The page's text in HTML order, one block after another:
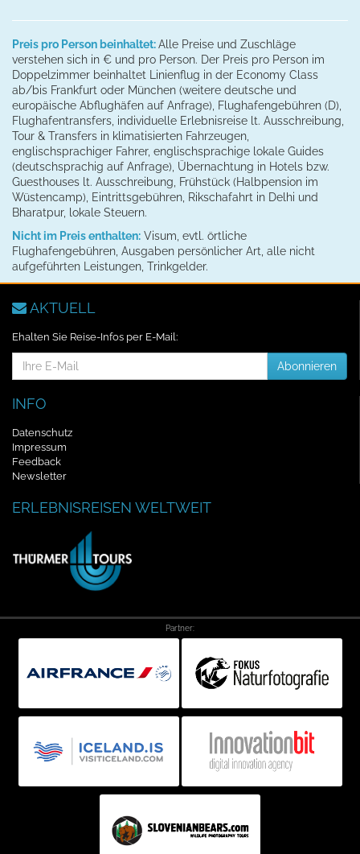
Preis pro Person beinhaltet:Alle Preise und Zuschläge
verstehen sich in € und pro Person. Der Preis pro Person im
Doppelzimmer beinhaltet Linienflug in der Economy Class
ab/bis Frankfurt oder München (weitere deutsche und
europäische Abflughäfen auf Anfrage), Flughafengebühren (D),
Flughafentransfers, individuelle Erlebnisreise lt. Ausschreibung,
Tour & Transfers in klimatisierten Fahrzeugen,
englischsprachiger Fahrer, englischsprachige lokale Guides
(deutschsprachig auf Anfrage), Übernachtung in Hotels bzw.
Guesthouses lt. Ausschreibung, Frühstück (Halbpension im
Wüstencamp), Eintrittsgebühren, Rikschafahrt in Delhi und
Bharatpur, lokale Steuern.
Nicht im Preis enthalten: Visum, evtl. örtliche
Flughafengebühren, Ausgaben persönlicher Art, alle nicht
aufgeführten Leistungen, Trinkgelder.
AKTUELL
Ehalten Sie Reise-Infos per E-Mail:
Mail-
Abonnieren
INFO
Datenschutz
Impressum
Feedback
Newsletter
ERLEBNISREISEN WELTWEIT
Partner: